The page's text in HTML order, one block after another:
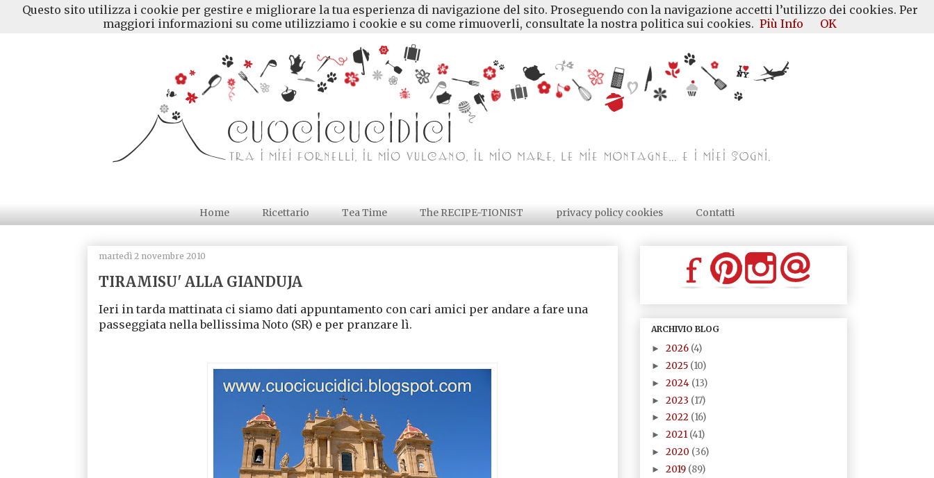
Home Ricettario Tea Time The RECIPE-TIONIST privacy policy cookies Contatti
martedì 2 novembre 2010
TIRAMISU' ALLA GIANDUJA
Ieri in tarda mattinata ci siamo dati appuntamento con cari amici per andare a fare una
passeggiata nella bellissima Noto (SR) e per pranzare lì.
ARCHIVIO BLOG
► 2026 (4)
► 2025 (10)
► 2024 (13)
► 2023 (17)
► 2022 (16)
► 2021 (41)
► 2020 (36)
► 2019 (89)
Questo sito utilizza i cookie per gestire e migliorare la tua esperienza di navigazione del sito. Proseguendo con la navigazione accetti l’utilizzo dei cookies. Per
maggiori informazioni su come utilizziamo i cookie e su come rimuoverli, consultate la nostra politica sui cookies. Più Info OK